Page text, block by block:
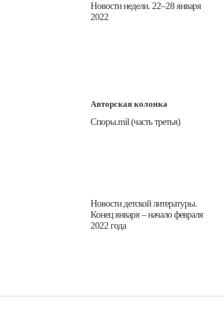
​Новости недели. 22–28 января
2022
Авторская колонка
​Споры.mil (часть третья)
​Новости детской литературы.
Конец января – начало февраля
2022 года